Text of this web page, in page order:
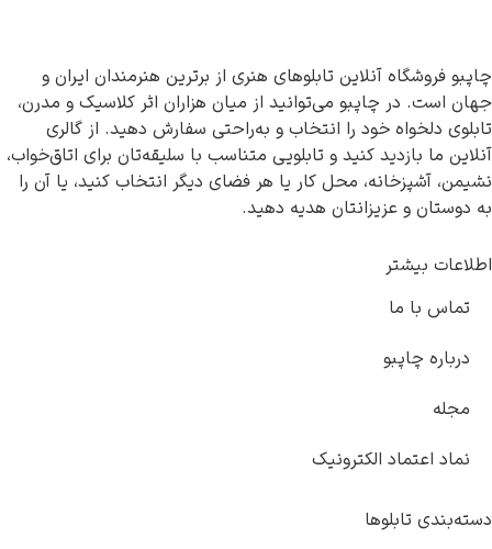
تابلوهای هنری از برترین هنرمندان ایران و
می‌توانید از میان هزاران اثر کلاسیک و مدرن،
را انتخاب و به‌راحتی سفارش دهید. از گالری
کنید و تابلویی متناسب با سلیقه‌تان برای اتاق‌خواب،
محل کار یا هر فضای دیگر انتخاب کنید، یا آن را
هدیه دهید.